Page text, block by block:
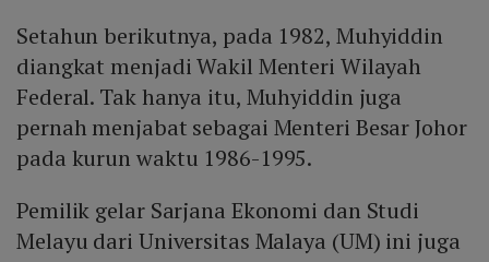
Setahun berikutnya, pada 1982, Muhyiddin
diangkat menjadi Wakil Menteri Wilayah
Federal. Tak hanya itu, Muhyiddin juga
pernah menjabat sebagai Menteri Besar Johor
pada kurun waktu 1986-1995.
Pemilik gelar Sarjana Ekonomi dan Studi
Melayu dari Universitas Malaya (UM) ini juga